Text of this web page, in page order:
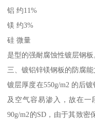
铝 约11%
镁 约3%
硅 微量
是型的强耐腐蚀性镀层钢板
三、镀铝锌镁钢板的防腐能
镀层厚度在550g/m2 的后
及空气容易渗入，故在
90g/m2的SD，由于其致